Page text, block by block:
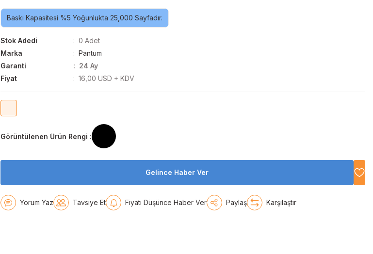
Baskı Kapasitesi %5 Yoğunlukta 25,000 Sayfadır.
Stok Adedi
0 Adet
Marka
Pantum
Garanti
24 Ay
Fiyat
16,00 USD + KDV
Görüntülenen Ürün Rengi :
Gelince Haber Ver
Yorum Yaz Tavsiye Et Fiyatı Düşünce Haber Ver Paylaş Karşılaştır